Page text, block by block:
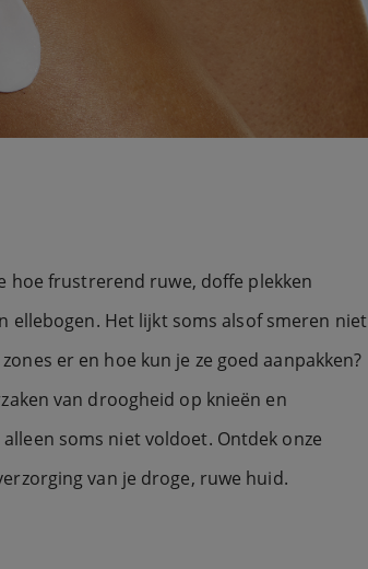
hoe frustrerend ruwe, doffe plekken
ellebogen. Het lijkt soms alsof smeren niet
er en hoe kun je ze goed aanpakken?
van droogheid op knieën en
soms niet voldoet. Ontdek onze
van je droge, ruwe huid.